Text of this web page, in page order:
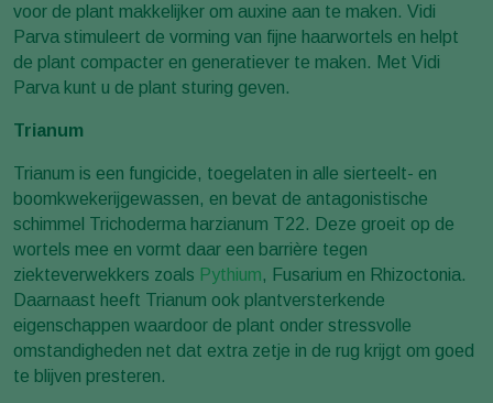
voor de plant makkelijker om auxine aan te maken. Vidi
Parva stimuleert de vorming van fijne haarwortels en helpt
de plant compacter en generatiever te maken. Met Vidi
Parva kunt u de plant sturing geven.
Trianum
Trianum is een fungicide, toegelaten in alle sierteelt- en
boomkwekerijgewassen, en bevat de antagonistische
schimmel Trichoderma harzianum T22. Deze groeit op de
wortels mee en vormt daar een barrière tegen
ziekteverwekkers zoals Pythium, Fusarium en Rhizoctonia.
Daarnaast heeft Trianum ook plantversterkende
eigenschappen waardoor de plant onder stressvolle
omstandigheden net dat extra zetje in de rug krijgt om goed
te blijven presteren.